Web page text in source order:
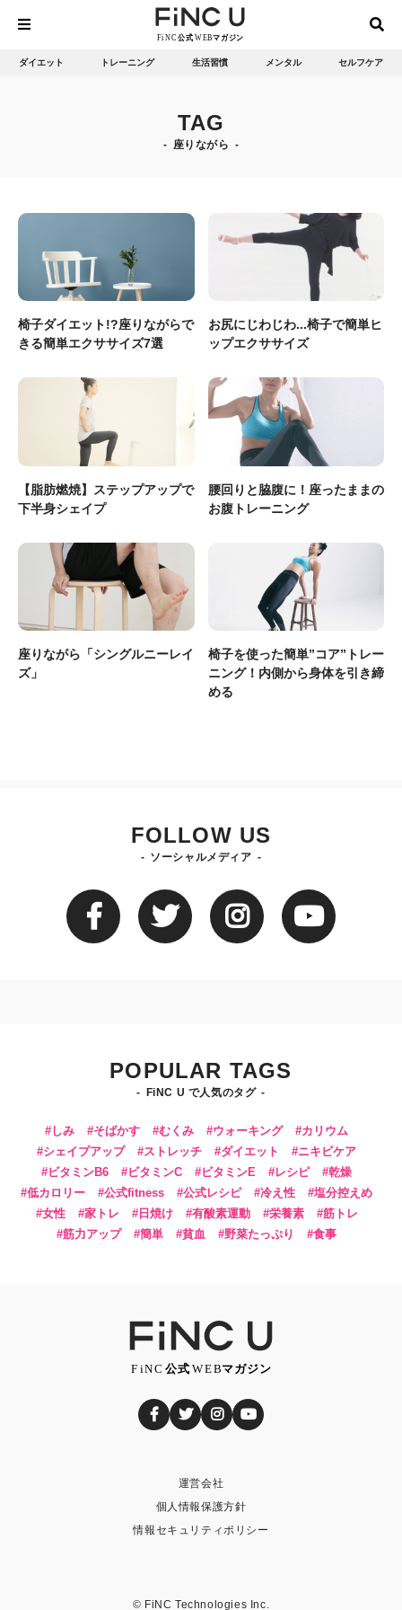
ダイエット トレーニング 生活習慣 メンタル セルフケア
TAG
座りながら
椅子ダイエット!?座りながらで
きる簡単エクササイズ7選
お尻にじわじわ...椅子で簡単ヒ
ップエクササイズ
【脂肪燃焼】ステップアップで
下半身シェイプ
腰回りと脇腹に！座ったままの
お腹トレーニング
座りながら「シングルニーレイ
ズ」
椅子を使った簡単”コア”トレー
ニング！内側から身体を引き締
める
FOLLOW US
ソーシャルメディア
POPULAR TAGS
FiNC U で人気のタグ
しみ そばかす むくみ ウォーキング
カリウム
シェイプアップ
ストレッチ ダイエット
ニキビケア
ビタミンB6
ビタミンC ビタミンE レシピ
乾燥
低カロリー
公式fitness 公式レシピ 冷え性
塩分控えめ
女性
家トレ 日焼け 有酸素運動 栄養素
筋トレ
筋力アップ
簡単 貧血 野菜たっぷり 食事
運営会社
個人情報保護方針
情報セキュリティポリシー
© FiNC Technologies Inc.